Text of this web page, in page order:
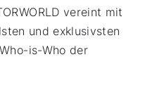
vereint mit
und exklusivsten
is-Who der